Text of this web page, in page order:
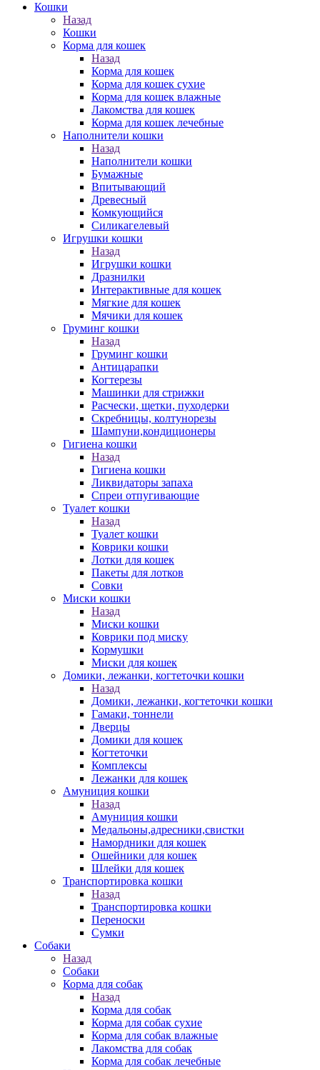
Кошки
Назад
Кошки
Корма для кошек
Назад
Корма для кошек
Корма для кошек сухие
Корма для кошек влажные
Лакомства для кошек
Корма для кошек лечебные
Наполнители кошки
Назад
Наполнители кошки
Бумажные
Впитывающий
Древесный
Комкующийся
Силикагелевый
Игрушки кошки
Назад
Игрушки кошки
Дразнилки
Интерактивные для кошек
Мягкие для кошек
Мячики для кошек
Груминг кошки
Назад
Груминг кошки
Антицарапки
Когтерезы
Машинки для стрижки
Расчески, щетки, пуходерки
Скребницы, колтунорезы
Шампуни,кондиционеры
Гигиена кошки
Назад
Гигиена кошки
Ликвидаторы запаха
Спреи отпугивающие
Туалет кошки
Назад
Туалет кошки
Коврики кошки
Лотки для кошек
Пакеты для лотков
Совки
Миски кошки
Назад
Миски кошки
Коврики под миску
Кормушки
Миски для кошек
Домики, лежанки, когтеточки кошки
Назад
Домики, лежанки, когтеточки кошки
Гамаки, тоннели
Дверцы
Домики для кошек
Когтеточки
Комплексы
Лежанки для кошек
Амуниция кошки
Назад
Амуниция кошки
Медальоны,адресники,свистки
Намордники для кошек
Ошейники для кошек
Шлейки для кошек
Транспортировка кошки
Назад
Транспортировка кошки
Переноски
Сумки
Собаки
Назад
Собаки
Корма для собак
Назад
Корма для собак
Корма для собак сухие
Корма для собак влажные
Лакомства для собак
Корма для собак лечебные